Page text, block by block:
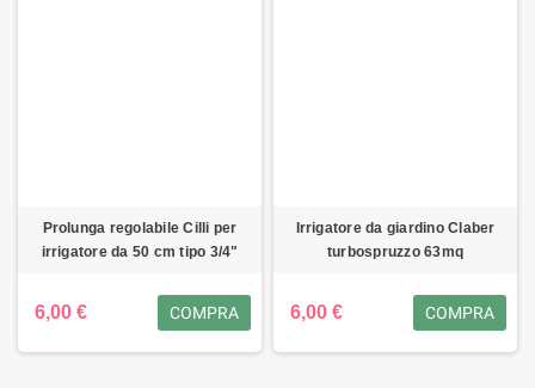
Prolunga regolabile Cilli per
irrigatore da 50 cm tipo 3/4"
6,00 € COMPRA
Irrigatore da giardino Claber
turbospruzzo 63mq
6,00 € COMPRA